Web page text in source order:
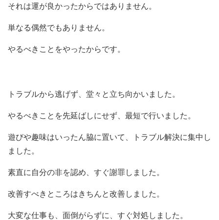
それは運が良かったからではありません。
単なる偶然でもありません。
やるべきことをやったからです。
トラブルから逃げず、堂々と立ち向かいました。
やるべきことを先延ばしにせず、最短で行いました。
遊びや趣味はいったん脇に置いて、トラブル解決に集中し
ました。
素直に自分の非を認め、すぐ謝罪しました。
改善すべきところはきちんと改善しました。
大変な仕事も、面倒がらずに、すぐ対処しました。